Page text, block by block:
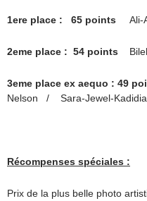
1ere place : 65 points Ali-
2eme place : 54 points
3eme place ex aequo : 49
Nelson / Sara-Jewel-
Récompenses spéciales :
Prix de la plus belle photo